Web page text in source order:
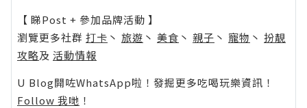
【 睇Post + 參加品牌活動 】
瀏覽更多社群 打卡 丶 旅遊 丶 美食 丶 親子 丶 寵物 丶 扮靚
攻略及 活動情報
U Blog開咗WhatsApp啦！發掘更多吃喝玩樂資訊！
Follow 我哋 ！